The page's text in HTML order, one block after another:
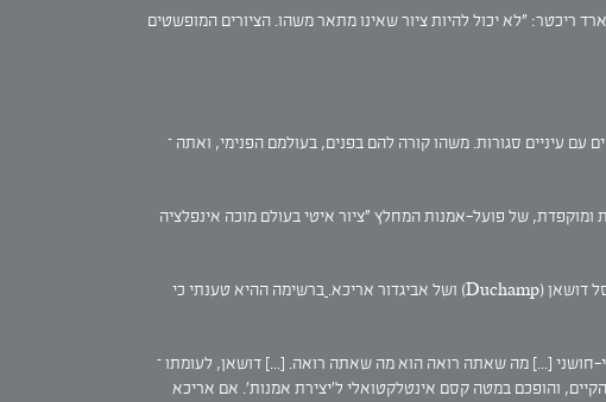
ריכטר: "לא יכול להיות ציור שאינו מתאר משהו. הציורים המופשטים
עם עיניים סגורות. משהו קורה להם בפנים, בעולמם הפנימי, ואתה –
ומוקפדת, של פועל-אמנות המחלץ "ציור איטי בעולם מוכה אינפלציה
ברשימה ההיא טענתי כי
חושני [...] מה שאתה רואה הוא מה שאתה רואה. [...] דושאן, לעומתו –
הקיים, והופכם במטה קסם אינטלקטואלי ל'יצירת אמנות'. אם אריכא